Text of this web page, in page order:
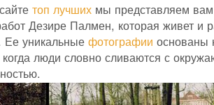
топ лучших мы представляем
Дезире Палмен, которая живет и
Ее уникальные фотографии основаны
люди словно сливаются с